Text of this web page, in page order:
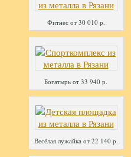
Фитнес от 30 010 р.
Богатырь от 33 940 р.
Весёлая лужайка от 22 140 р.